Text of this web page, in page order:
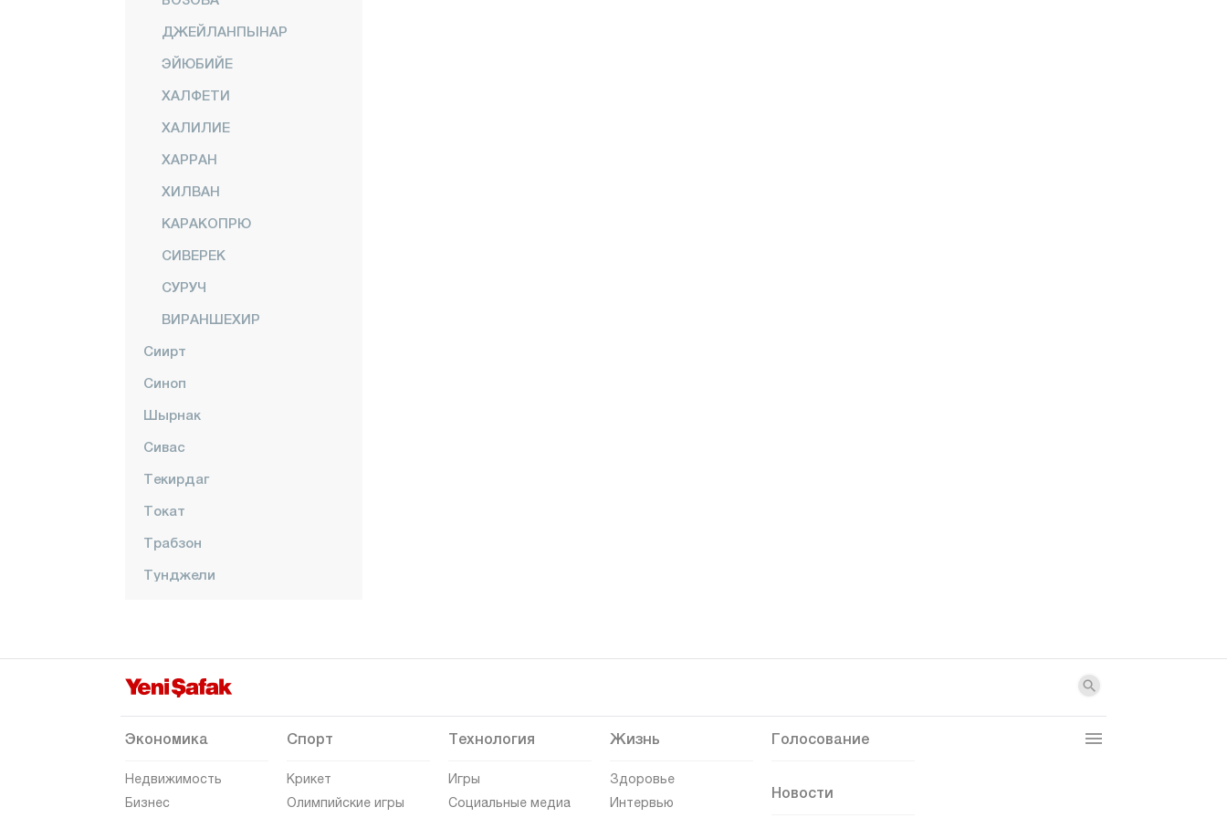
ДЖЕЙЛАНПЫНАР
ЭЙЮБИЙЕ
ХАЛФЕТИ
ХАЛИЛИЕ
ХАРРАН
ХИЛВАН
КАРАКОПРЮ
СИВЕРЕК
СУРУЧ
ВИРАНШЕХИР
Сиирт
Синоп
Шырнак
Сивас
Текирдаг
Токат
Трабзон
Тунджели
Йозгат
Зонгулдак
Экономика
Недвижимость
Бизнес
Спорт
Крикет
Олимпийские игры
Технология
Игры
Социальные медиа
Жизнь
Здоровье
Интервью
Голосование
Новости